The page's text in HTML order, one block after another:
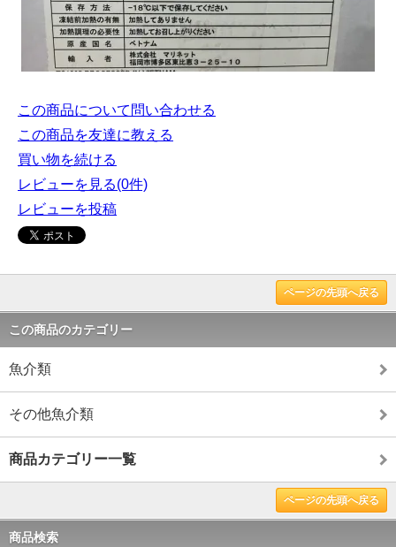
この商品について問い合わせる
この商品を友達に教える
買い物を続ける
レビューを見る(0件)
レビューを投稿
ページの先頭へ戻る
この商品のカテゴリー
魚介類
その他魚介類
商品カテゴリー一覧
ページの先頭へ戻る
商品検索